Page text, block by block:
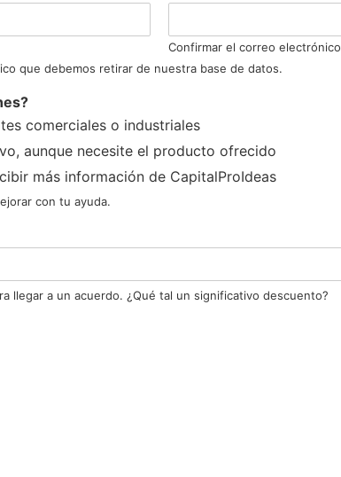
Confirmar el correo electrónico
que debemos retirar de nuestra base de datos.
comerciales o industriales
aunque necesite el producto ofrecido
más información de CapitalProIdeas
con tu ayuda.
llegar a un acuerdo. ¿Qué tal un significativo descuento?